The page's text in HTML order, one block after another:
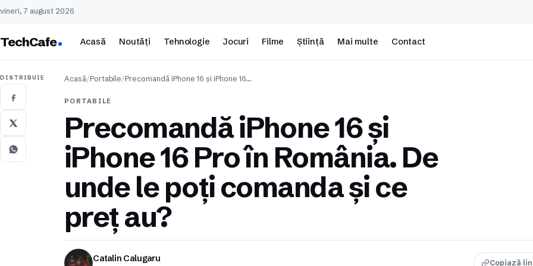
vineri, 7 august 2026
TechCafe Acasă Noutăți Tehnologie Jocuri Filme Știință Mai multe Contact
DISTRIBUIE Acasă/Portabile/Precomandă iPhone 16 și iPhone 16…
PORTABILE
Precomandă iPhone 16 și
iPhone 16 Pro în România. De
unde le poți comanda și ce
preț au?
Catalin Calugaru Copiază